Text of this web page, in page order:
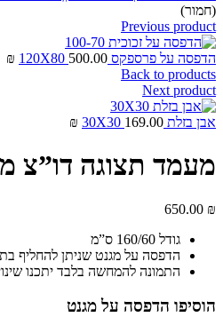
(חמור)
Previous product
הדפסה על פרספקס 120X80 500.00
₪
Back to products
Next product
אבן בזלת 30X30 169.00
₪
מעמד תצוגה דו”צ
650.00 ₪
גודל 160/60 ס”מ
הדפסה על מגנט שניתן להחליף
התמונה להמחשה בלבד יתכנו
הוסיפו הדפסה על מגנט